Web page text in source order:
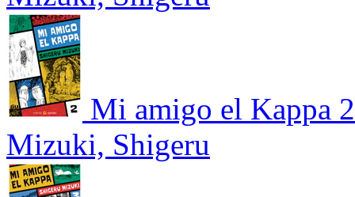
Mi amigo el Kappa 2
Mizuki, Shigeru